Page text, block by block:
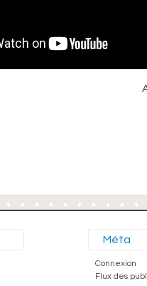
Méta
Connexion
Flux des